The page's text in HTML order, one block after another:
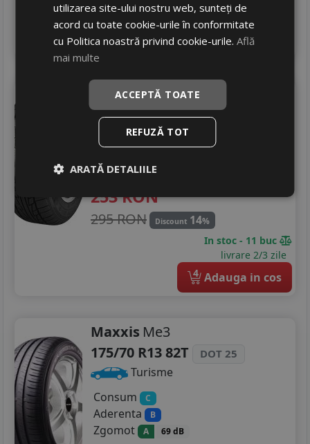
livrare 2/3 zile
4 Adauga in cos
NankangSv-2175/70 R13 82T
Turisme
Consum D
Zgomot A
253RON
295 RON Discount 14%
In stoc - 11 buc
livrare 2/3 zile
4 Adauga in cos
Maxxis Me3
175/70 R13 82T
DOT 25
Turisme
Consum
C
Aderenta B
Zgomot A 69 dB
utilizarea site-ului nostru web, sunteți de
acord cu toate cookie-urile în conformitate
cu Politica noastră privind cookie-urile.Află
mai multe
ACCEPTĂ TOATE
REFUZĂ TOT
ARATĂ DETALIILE